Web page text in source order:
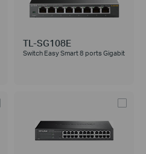
TL-SG108E
Switch Easy Smart 8 ports Gigabit